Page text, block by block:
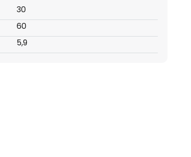
30
60
5,9